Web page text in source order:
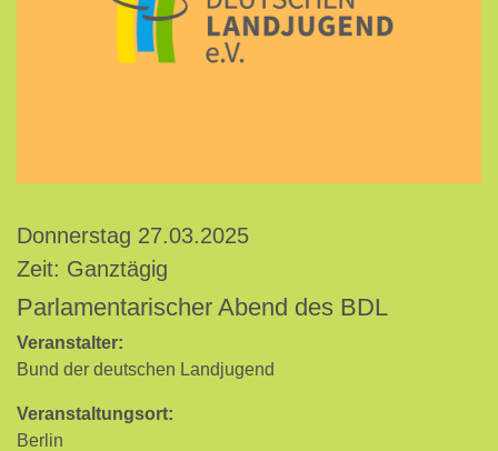
Donnerstag 27.03.2025
Zeit: Ganztägig
Parlamentarischer Abend des BDL
Veranstalter:
Bund der deutschen Landjugend
Veranstaltungsort:
Berlin